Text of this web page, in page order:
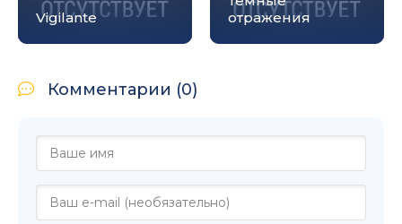
Vigilante
отражения
Комментарии (0)